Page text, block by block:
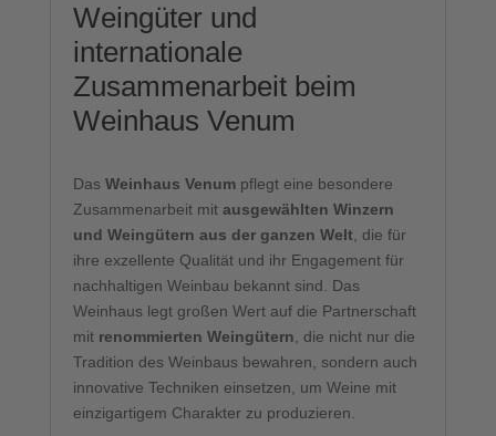
Weingüter und
internationale
Zusammenarbeit beim
Weinhaus Venum
Das Weinhaus Venumpflegt eine besondere
Zusammenarbeit mit ausgewählten Winzern
und Weingütern aus der ganzen Welt, die für
ihre exzellente Qualität und ihr Engagement für
nachhaltigen Weinbau bekannt sind. Das
Weinhaus legt großen Wert auf die Partnerschaft
mit renommierten Weingütern , die nicht nur die
Tradition des Weinbaus bewahren, sondern auch
innovative Techniken einsetzen, um Weine mit
einzigartigem Charakter zu produzieren.